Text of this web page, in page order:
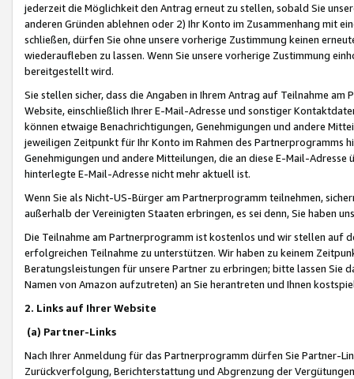
jederzeit die Möglichkeit den Antrag erneut zu stellen, sobald Sie
anderen Gründen ablehnen oder 2) Ihr Konto im Zusammenhang mit
schließen, dürfen Sie ohne unsere vorherige Zustimmung keinen
wiederaufleben zu lassen. Wenn Sie unsere vorherige Zustimmung
bereitgestellt wird.
Sie stellen sicher, dass die Angaben in Ihrem Antrag auf Teilnahme
Website, einschließlich Ihrer E-Mail-Adresse und sonstiger
können etwaige Benachrichtigungen, Genehmigungen und andere
jeweiligen Zeitpunkt für Ihr Konto im Rahmen des Partnerprogramms
Genehmigungen und andere Mitteilungen, die an diese E-Mail-
hinterlegte E-Mail-Adresse nicht mehr aktuell ist.
Wenn Sie als Nicht-US-Bürger am Partnerprogramm teilnehmen,
außerhalb der Vereinigten Staaten erbringen, es sei denn, Sie haben
Die Teilnahme am Partnerprogramm ist kostenlos und wir stellen auf
erfolgreichen Teilnahme zu unterstützen. Wir haben zu keinem
Beratungsleistungen für unsere Partner zu erbringen; bitte lassen Sie
Namen von Amazon aufzutreten) an Sie herantreten und Ihnen
2. Links auf Ihrer Website
(a) Partner-Links
Nach Ihrer Anmeldung für das Partnerprogramm dürfen Sie Partner-
Zurückverfolgung, Berichterstattung und Abgrenzung der